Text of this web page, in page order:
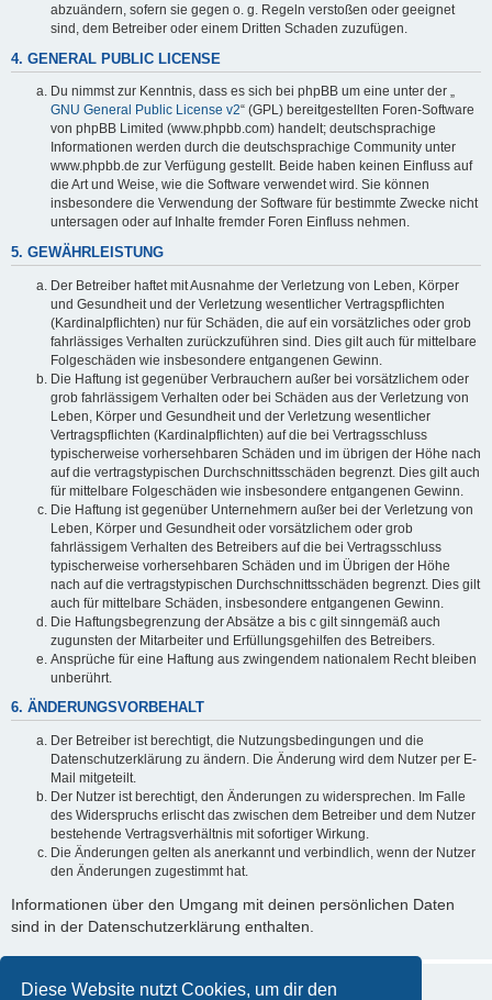
Diese Website nutzt Cookies, um dir den
abzuändern, sofern sie gegen o. g. Regeln verstoßen oder geeignet
sind, dem Betreiber oder einem Dritten Schaden zuzufügen.
4. GENERAL PUBLIC LICENSE
Du nimmst zur Kenntnis, dass es sich bei phpBB um eine unter der „
GNU General Public License v2“ (GPL) bereitgestellten Foren-Software
von phpBB Limited (www.phpbb.com) handelt; deutschsprachige
Informationen werden durch die deutschsprachige Community unter
www.phpbb.de zur Verfügung gestellt. Beide haben keinen Einfluss auf
die Art und Weise, wie die Software verwendet wird. Sie können
insbesondere die Verwendung der Software für bestimmte Zwecke nicht
untersagen oder auf Inhalte fremder Foren Einfluss nehmen.
5. GEWÄHRLEISTUNG
Der Betreiber haftet mit Ausnahme der Verletzung von Leben, Körper
und Gesundheit und der Verletzung wesentlicher Vertragspflichten
(Kardinalpflichten) nur für Schäden, die auf ein vorsätzliches oder grob
fahrlässiges Verhalten zurückzuführen sind. Dies gilt auch für mittelbare
Folgeschäden wie insbesondere entgangenen Gewinn.
Die Haftung ist gegenüber Verbrauchern außer bei vorsätzlichem oder
grob fahrlässigem Verhalten oder bei Schäden aus der Verletzung von
Leben, Körper und Gesundheit und der Verletzung wesentlicher
Vertragspflichten (Kardinalpflichten) auf die bei Vertragsschluss
typischerweise vorhersehbaren Schäden und im übrigen der Höhe nach
auf die vertragstypischen Durchschnittsschäden begrenzt. Dies gilt auch
für mittelbare Folgeschäden wie insbesondere entgangenen Gewinn.
Die Haftung ist gegenüber Unternehmern außer bei der Verletzung von
Leben, Körper und Gesundheit oder vorsätzlichem oder grob
fahrlässigem Verhalten des Betreibers auf die bei Vertragsschluss
typischerweise vorhersehbaren Schäden und im Übrigen der Höhe
nach auf die vertragstypischen Durchschnittsschäden begrenzt. Dies gilt
auch für mittelbare Schäden, insbesondere entgangenen Gewinn.
Die Haftungsbegrenzung der Absätze a bis c gilt sinngemäß auch
zugunsten der Mitarbeiter und Erfüllungsgehilfen des Betreibers.
Ansprüche für eine Haftung aus zwingendem nationalem Recht bleiben
unberührt.
6. ÄNDERUNGSVORBEHALT
Der Betreiber ist berechtigt, die Nutzungsbedingungen und die
Datenschutzerklärung zu ändern. Die Änderung wird dem Nutzer per E-
Mail mitgeteilt.
Der Nutzer ist berechtigt, den Änderungen zu widersprechen. Im Falle
des Widerspruchs erlischt das zwischen dem Betreiber und dem Nutzer
bestehende Vertragsverhältnis mit sofortiger Wirkung.
Die Änderungen gelten als anerkannt und verbindlich, wenn der Nutzer
den Änderungen zugestimmt hat.
Informationen über den Umgang mit deinen persönlichen Daten
sind in der Datenschutzerklärung enthalten.